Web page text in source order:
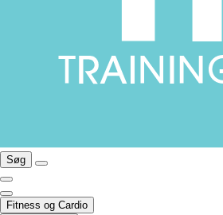
Søg
Fitness og Cardio